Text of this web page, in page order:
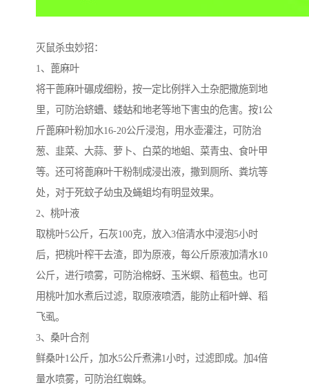
灭鼠杀虫妙招：
1、蓖麻叶
将干蓖麻叶碾成细粉，按一定比例拌入土杂肥撒施到地
里，可防治蛴螬、蝼蛄和地老等地下害虫的危害。按1公
斤蓖麻叶粉加水16-20公斤浸泡，用水壶灌注，可防治
葱、韭菜、大蒜、萝卜、白菜的地蛆、菜青虫、食叶甲
等。还可将蓖麻叶干粉制成浸出液，撒到厕所、粪坑等
处，对于死蚊子幼虫及蝇蛆均有明显效果。
2、桃叶液
取桃叶5公斤，石灰100克，放入3倍清水中浸泡5小时
后，把桃叶榨干去渣，即为原液，每公斤原液加清水10
公斤，进行喷雾，可防治棉蚜、玉米螟、稻苞虫。也可
用桃叶加水煮后过滤，取原液喷洒，能防止稻叶蝉、稻
飞虱。
3、桑叶合剂
鲜桑叶1公斤，加水5公斤煮沸1小时，过滤即成。加4倍
量水喷雾，可防治红蜘蛛。